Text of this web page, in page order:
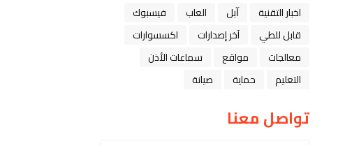
اخبار التقنية
ﺁﺑﻞ العاب
فيسبوك
قابل للطي
آخر إصدارات
اكسسوارات
معالجات
مواقع
سماعات الأذن
التعليم
حماية صيانة
تواصل معنا